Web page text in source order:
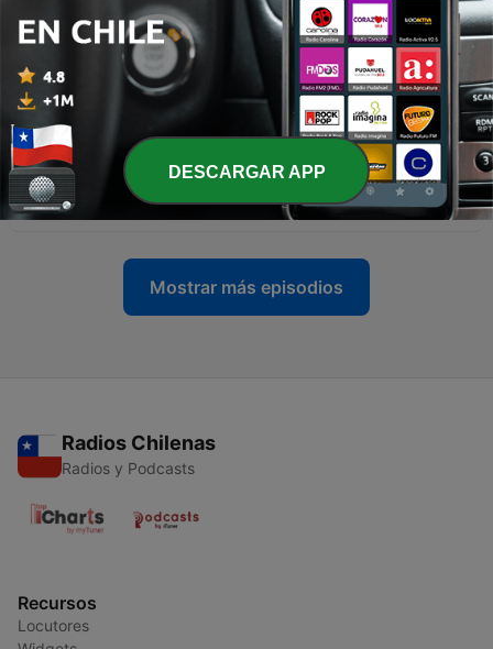
9 - #8. ¿Qué estás esperando?
26 dic. 2022
8 - #7. Preparemos tu 2023
19 dic. 2022
7 - #6. UP DATE + Bonus: Prioridades Desequilibradas
11 nov. 2022
Mostrar más episodios
Radios Chilenas
Radios y Podcasts
Recursos
Locutores
DESCARGAR APP